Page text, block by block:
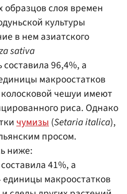
образцов слоя времен
культуры
в нем азиатского
sativa
96,4%, а
макроостатков
колосковой чешуи имеют
риса. Однако
чумизы(Setaria italica),
просом.
ниже:
41%, а
макроостатков